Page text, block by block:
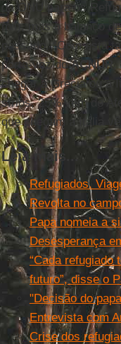
da ONU para os
mil), mas o balanço
passado. “Com esta
porta-voz doACNUR,
chegar à Grécia ou a
sírios, 25% vêm do
que chegam a Itália
Leia mais...
Refugiados.
Revolta no
Papa nomeia a
Desesperança
“Cada refugiado
futuro”, disse o
"Decisão do
Entrevista com
Crise dos